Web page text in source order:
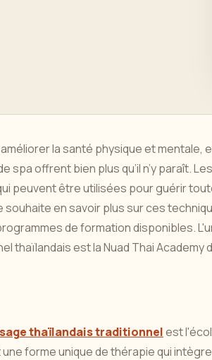
la santé physique et mentale,
offrent bien plus qu’il n’y paraît.
peuvent être utilisées pour guérir
en savoir plus sur ces
de formation disponibles.
thaïlandais est la Nuad Thai Academy
thaïlandais traditionnelest
forme unique de thérapie qui